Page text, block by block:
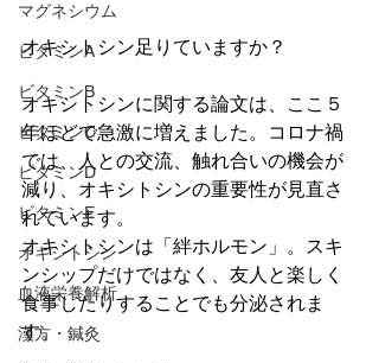
マグネシウム
ビタミンA
ビタミンB
ビタミンC
ビタミンD
ビタミンE
オキシトシン
血液栄養解析
漢方・鍼灸
オキシトシン足りていますか？
オキシトシンに関する論文は、ここ５
年ほどで急激に増えました。コロナ禍
では、人との交流、触れ合いの機会が
減り、オキシトシンの重要性が見直さ
れています。
オキシトシンは「絆ホルモン」。スキ
ンシップだけではなく、友人と楽しく
食事したりすることでも分泌されま
す。